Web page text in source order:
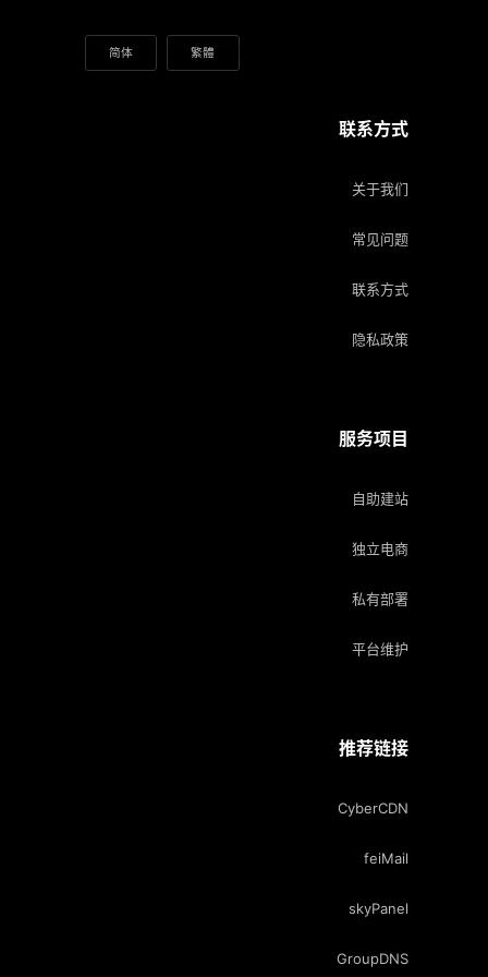
简体 繁體
联系方式
关于我们
常见问题
联系方式
隐私政策
服务项目
自助建站
独立电商
私有部署
平台维护
推荐链接
CyberCDN
feiMail
skyPanel
GroupDNS